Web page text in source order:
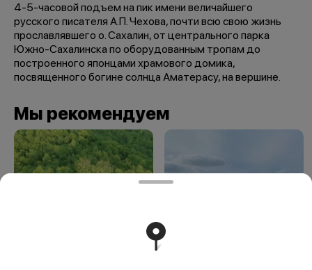
4-5-часовой подъем на пик имени величайшего
русского писателя А.П. Чехова, почти всю свою жизнь
прославлявшего о. Сахалин, от центрального парка
Южно-Сахалинска по оборудованным тропам до
построенного японцами храмового домика,
посвященного богине солнца Аматерасу, на вершине.
Мы рекомендуем